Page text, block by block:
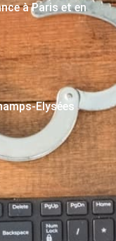
à Paris et en
Elysées